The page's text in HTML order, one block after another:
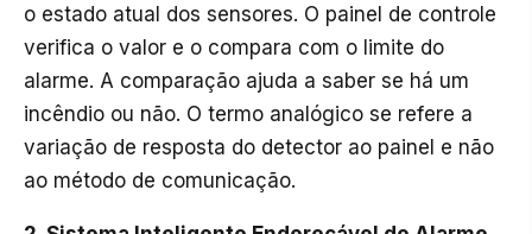
o estado atual dos sensores. O painel de controle
verifica o valor e o compara com o limite do
alarme. A comparação ajuda a saber se há um
incêndio ou não. O termo analógico se refere a
variação de resposta do detector ao painel e não
ao método de comunicação.